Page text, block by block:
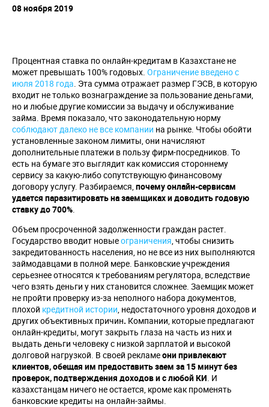
08 ноября 2019
Процентная ставка по онлайн-кредитам в Казахстане не
может превышать 100% годовых. Ограничение введено с
июля 2018 года. Эта сумма отражает размер ГЭСВ, в которую
входит не только вознаграждение за пользование деньгами,
но и любые другие комиссии за выдачу и обслуживание
займа. Время показало, что законодательную норму
соблюдают далеко не все компании на рынке. Чтобы обойти
установленные законом лимиты, они начисляют
дополнительные платежи в пользу фирм-посредников. То
есть на бумаге это выглядит как комиссия стороннему
сервису за какую-либо сопутствующую финансовому
договору услугу. Разбираемся, почему онлайн-сервисам
удается паразитировать на заемщиках и доводить годовую
ставку до 700%.
Объем просроченной задолженности граждан растет.
Государство вводит новыеограничения, чтобы снизить
закредитованность населения, но не все из них выполняются
займодавцами в полной мере. Банковские учреждения
серьезнее относятся к требованиям регулятора, вследствие
чего взять деньги у них становится сложнее. Заемщик может
не пройти проверку из-за неполного набора документов,
плохой кредитной истории, недостаточного уровня доходов и
других объективных причин. Компании, которые предлагают
онлайн-кредиты, могут закрыть глаза на часть из них и
выдать деньги человеку с низкой зарплатой и высокой
долговой нагрузкой. В своей рекламеони привлекают
клиентов, обещая им предоставить заем за 15 минут без
проверок, подтверждения доходов и с любой КИ. И
казахстанцам ничего не остается, кроме как променять
банковские кредиты на онлайн-займы.